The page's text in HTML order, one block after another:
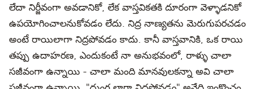
లేదా నిర్జీవంగా అవడానికో, లేక వాస్తవికతకి దూరంగా వెళ్ళాడనికో
ఉపయోగించాలనుకోవడం లేదు. నిద్ర నాణ్యతను మెరుగుపరచడం
అంటే రాయిలాగా నిద్రపోవడం కాదు. కానీ వాస్తవానికి, ఒక రాయి
తప్పు ఉదాహరణ, ఎందుకంటే నా అనుభవంలో, రాళ్ళు చాలా
సజీవంగా ఉన్నాయి - చాలా మంది మానవులకన్నా అవి చాలా